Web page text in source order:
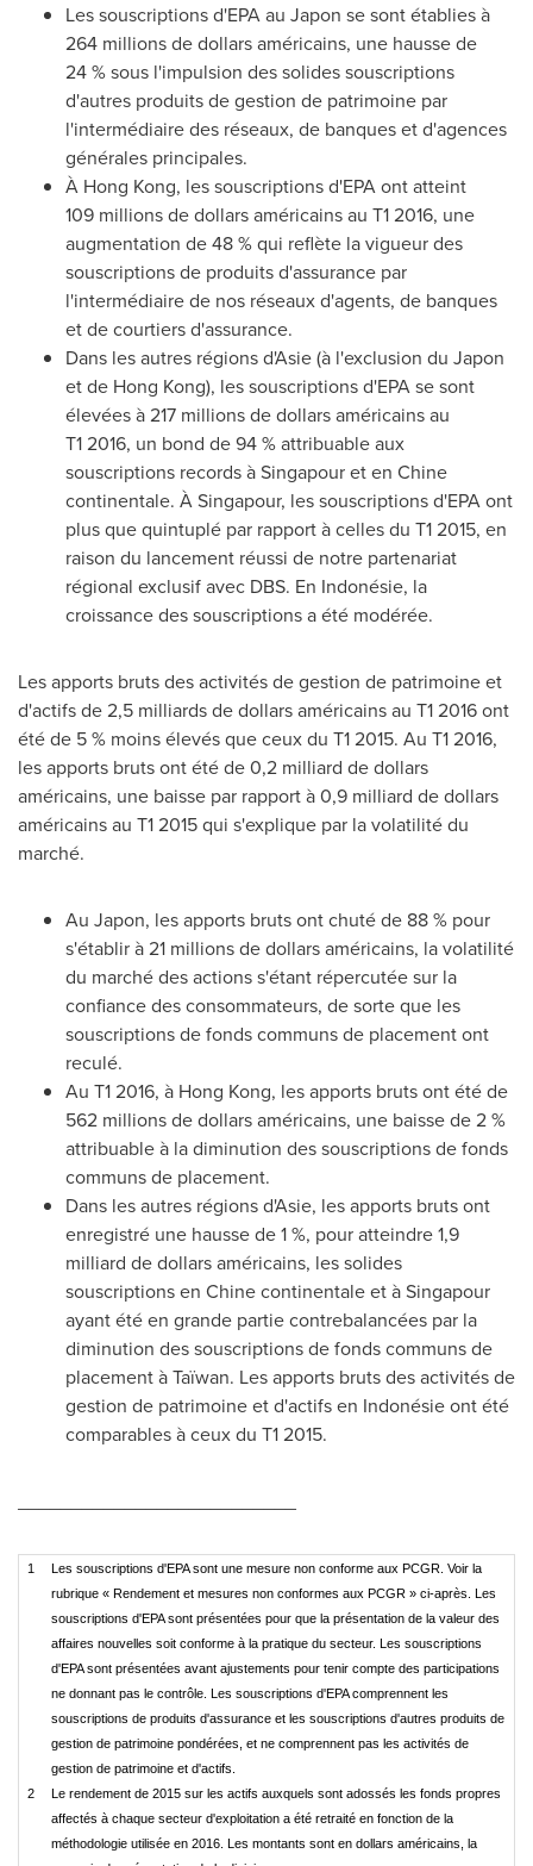
Les souscriptions d'EPA au Japon se sont établies à
264 millions de dollars américains, une hausse de
24 % sous l'impulsion des solides souscriptions
d'autres produits de gestion de patrimoine par
l'intermédiaire des réseaux, de banques et d'agences
générales principales.
À Hong Kong, les souscriptions d'EPA ont atteint
109 millions de dollars américains au T1 2016, une
augmentation de 48 % qui reflète la vigueur des
souscriptions de produits d'assurance par
l'intermédiaire de nos réseaux d'agents, de banques
et de courtiers d'assurance.
Dans les autres régions d'Asie (à l'exclusion du Japon
et de Hong Kong), les souscriptions d'EPA se sont
élevées à 217 millions de dollars américains au
T1 2016, un bond de 94 % attribuable aux
souscriptions records à Singapour et en Chine
continentale. À Singapour, les souscriptions d'EPA ont
plus que quintuplé par rapport à celles du T1 2015, en
raison du lancement réussi de notre partenariat
régional exclusif avec DBS. En Indonésie, la
croissance des souscriptions a été modérée.
Les apports bruts des activités de gestion de patrimoine et
d'actifs de 2,5 milliards de dollars américains au T1 2016 ont
été de 5 % moins élevés que ceux du T1 2015. Au T1 2016,
les apports bruts ont été de 0,2 milliard de dollars
américains, une baisse par rapport à 0,9 milliard de dollars
américains au T1 2015 qui s'explique par la volatilité du
marché.
Au Japon, les apports bruts ont chuté de 88 % pour
s'établir à 21 millions de dollars américains, la volatilité
du marché des actions s'étant répercutée sur la
confiance des consommateurs, de sorte que les
souscriptions de fonds communs de placement ont
reculé.
Au T1 2016, à Hong Kong, les apports bruts ont été de
562 millions de dollars américains, une baisse de 2 %
attribuable à la diminution des souscriptions de fonds
communs de placement.
Dans les autres régions d'Asie, les apports bruts ont
enregistré une hausse de 1 %, pour atteindre 1,9
milliard de dollars américains, les solides
souscriptions en Chine continentale et à Singapour
ayant été en grande partie contrebalancées par la
diminution des souscriptions de fonds communs de
placement à Taïwan. Les apports bruts des activités de
gestion de patrimoine et d'actifs en Indonésie ont été
comparables à ceux du T1 2015.
1
Les souscriptions d'EPA sont une mesure non conforme aux PCGR. Voir la
rubrique « Rendement et mesures non conformes aux PCGR » ci-après. Les
souscriptions d'EPA sont présentées pour que la présentation de la valeur des
affaires nouvelles soit conforme à la pratique du secteur. Les souscriptions
d'EPA sont présentées avant ajustements pour tenir compte des participations
ne donnant pas le contrôle. Les souscriptions d'EPA comprennent les
souscriptions de produits d'assurance et les souscriptions d'autres produits de
gestion de patrimoine pondérées, et ne comprennent pas les activités de
gestion de patrimoine et d'actifs.
2
Le rendement de 2015 sur les actifs auxquels sont adossés les fonds propres
affectés à chaque secteur d'exploitation a été retraité en fonction de la
méthodologie utilisée en 2016. Les montants sont en dollars américains, la